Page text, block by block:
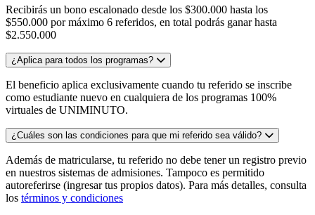
Recibirás un bono escalonado desde los $300.000 hasta los
$550.000 por máximo 6 referidos, en total podrás ganar hasta
$2.550.000
¿Aplica para todos los programas?
El beneficio aplica exclusivamente cuando tu referido se inscribe
como estudiante nuevo en cualquiera de los programas 100%
virtuales de UNIMINUTO.
¿Cuáles son las condiciones para que mi referido sea válido?
Además de matricularse, tu referido no debe tener un registro previo
en nuestros sistemas de admisiones. Tampoco es permitido
autoreferirse (ingresar tus propios datos). Para más detalles, consulta
los términos y condiciones